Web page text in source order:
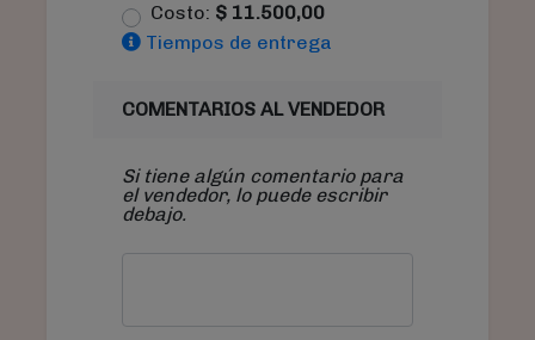
Costo: $ 11.500,00
Tiempos de entrega
COMENTARIOS AL VENDEDOR
Si tiene algún comentario para
el vendedor, lo puede escribir
debajo.